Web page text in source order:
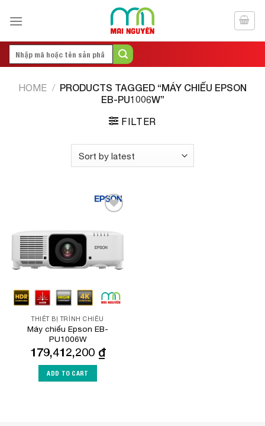
Search
HOME / PRODUCTS TAGGED “MÁY CHIẾU EPSON
EB-PU1006W”
FILTER
THIẾT BỊ TRÌNH CHIẾU
Máy chiếu Epson EB-
PU1006W
179,412,200 ₫
ADD TO CART